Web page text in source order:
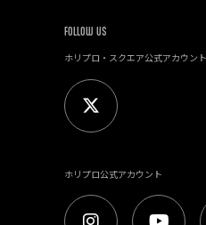
FOLLOW US
ホリプロ・スクエア公式アカウント
ホリプロ公式アカウント